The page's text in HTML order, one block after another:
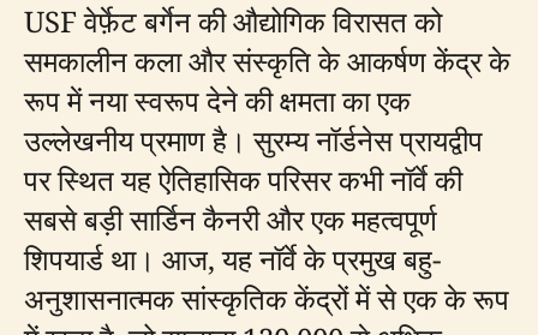
USF वेर्फ़ेट बर्गेन की औद्योगिक विरासत को
समकालीन कला और संस्कृति के आकर्षण केंद्र के
रूप में नया स्वरूप देने की क्षमता का एक
उल्लेखनीय प्रमाण है। सुरम्य नॉर्डनेस प्रायद्वीप
पर स्थित यह ऐतिहासिक परिसर कभी नॉर्वे की
सबसे बड़ी सार्डिन कैनरी और एक महत्वपूर्ण
शिपयार्ड था। आज, यह नॉर्वे के प्रमुख बहु-
अनुशासनात्मक सांस्कृतिक केंद्रों में से एक के रूप